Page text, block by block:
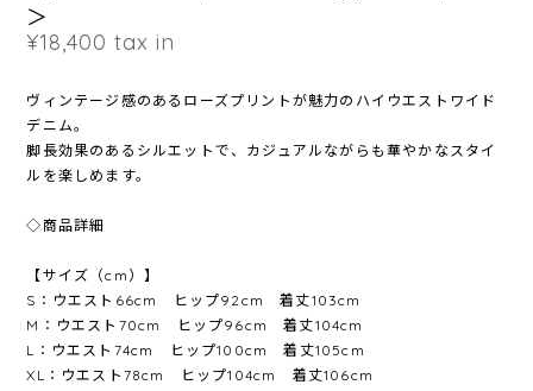
＞
¥18,400 tax in
ヴィンテージ感のあるローズプリントが魅力のハイウエストワイド
デニム。
脚長効果のあるシルエットで、カジュアルながらも華やかなスタイ
ルを楽しめます。
◇商品詳細
【サイズ（cm）】
S：ウエスト66cm ヒップ92cm 着丈103cm
M：ウエスト70cm ヒップ96cm 着丈104cm
L：ウエスト74cm ヒップ100cm 着丈105cm
XL：ウエスト78cm ヒップ104cm 着丈106cm